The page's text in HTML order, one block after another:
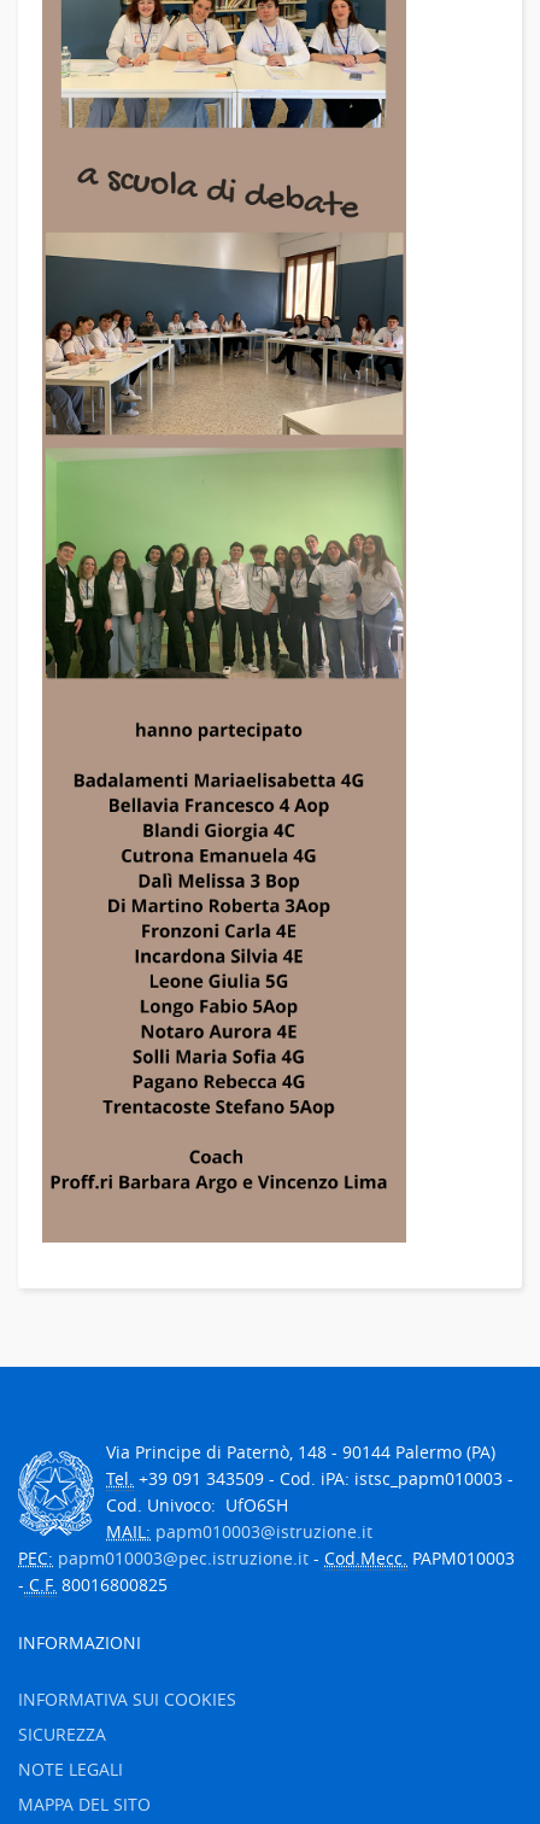
Via Principe di Paternò, 148 - 90144 Palermo (PA)
Tel. +39 091 343509 - Cod. iPA: istsc_papm010003 -
Cod. Univoco: UfO6SH
MAIL: papm010003@istruzione.it
PEC: papm010003@pec.istruzione.it - Cod.Mecc. PAPM010003
- C.F. 80016800825
INFORMAZIONI
INFORMATIVA SUI COOKIES
SICUREZZA
NOTE LEGALI
MAPPA DEL SITO